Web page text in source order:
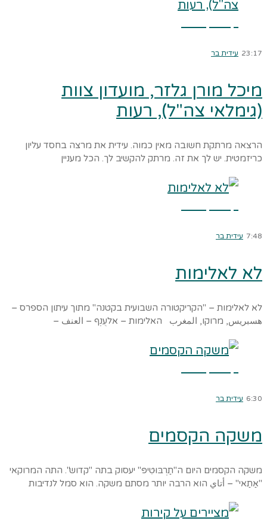
23:17 עידית בר
מיכל מורן גלזר, מועדון צוות
(גימלאי צה"ל), רעות
הרצאה מרתקת חשובה מאין כמוה. עידית את מרצה בחסד עליון
כריזמטית. יש לך את זה. מרתק להקשיב לך. הכל מעניין
7:48 עידית בר
לא לאלימות
לא לאלימות – "הקריקטורה השבועית בקטנה" מתוך עיתון הספרס –
هسبريس, מרוקו, المغرب האלימות – אלעֻנְף – العنف –
6:30 עידית בר
משקה הקסמים
משקה הקסמים היום ה"תַרְבּוּטִיפּ" יעסוק בתה "קדוש". התה המרוקאי
"אַתַאי" – أتاي הוא הרבה יותר מסתם משקה. הוא סמל לנדיבות